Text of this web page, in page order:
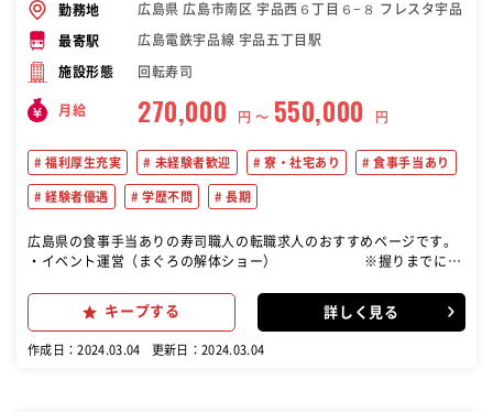
勤務地 広島県 広島市南区 宇品西６丁目６−８ フレスタ宇品
最寄駅 広島電鉄宇品線 宇品五丁目駅
施設形態 回転寿司
月給 270,000 円 〜 550,000 円
福利厚生充実 未経験者歓迎 寮・社宅あり 食事手当あり
経験者優遇 学歴不問 長期
広島県の食事手当ありの寿司職人の転職求人のおすすめページです。
・イベント運営（まぐろの解体ショー） ※握りまでには
ャリ炊き）、みそ汁などの調理、寿司を握る ・接客…お客様のご対応
や商品の提供、テーブルの後片付け、お会計など ・開店、閉店準備…
キープする 詳しく見る
作成日：2024.03.04 更新日：2024.03.04